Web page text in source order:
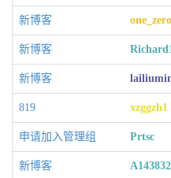
新博客
新博客
新博客
819 xzggzh1
申请加入管理组 Prtsc
新博客